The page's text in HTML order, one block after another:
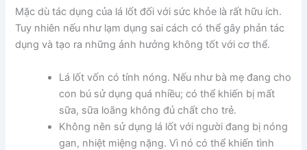
Mặc dù tác dụng của lá lốt đối với sức khỏe là rất hữu ích.
Tuy nhiên nếu như lạm dụng sai cách có thể gây phản tác
dụng và tạo ra những ảnh hưởng không tốt với cơ thể.
Lá lốt vốn có tính nóng. Nếu như bà mẹ đang cho
con bú sử dụng quá nhiều; có thể khiến bị mất
sữa, sữa loãng không đủ chất cho trẻ.
Không nên sử dụng lá lốt với người đang bị nóng
gan, nhiệt miệng nặng. Vì nó có thể khiến tình